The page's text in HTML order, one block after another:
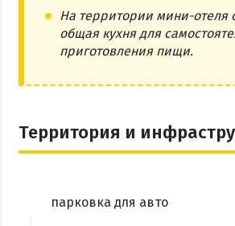
На территории мини-отеля
общая кухня для
приготовления пищи.
Территория и
парковка для авто